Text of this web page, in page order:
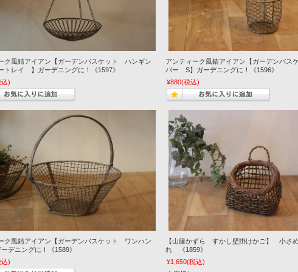
ク風錆アイアン【ガーデンバスケット ハンギン
トレイ 】ガーデニングに！《1597》
)
アンティーク風錆アイアン【ガーデンバ
バー S】ガーデニングに！《1596》
¥880(税込)
ク風錆アイアン【ガーデンバスケット ワンハン
ーデニングに！《1589》
)
【山籐かずら すかし壁掛けかご】 小さ
れ 《1859》
¥1,650(税込)